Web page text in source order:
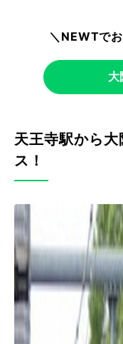
＼NEWTで
大
天王寺駅から
ス！